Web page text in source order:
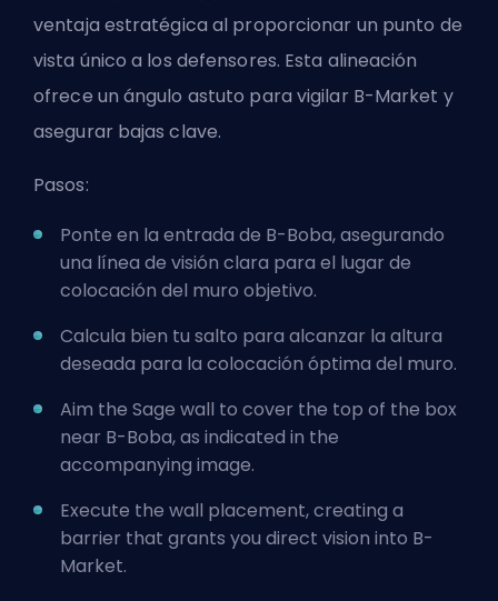
ventaja estratégica al proporcionar un punto de
vista único a los defensores. Esta alineación
ofrece un ángulo astuto para vigilar B-Market y
asegurar bajas clave.
Pasos:
Ponte en la entrada de B-Boba, asegurando
una línea de visión clara para el lugar de
colocación del muro objetivo.
Calcula bien tu salto para alcanzar la altura
deseada para la colocación óptima del muro.
Aim the Sage wall to cover the top of the box
near B-Boba, as indicated in the
accompanying image.
Execute the wall placement, creating a
barrier that grants you direct vision into B-
Market.